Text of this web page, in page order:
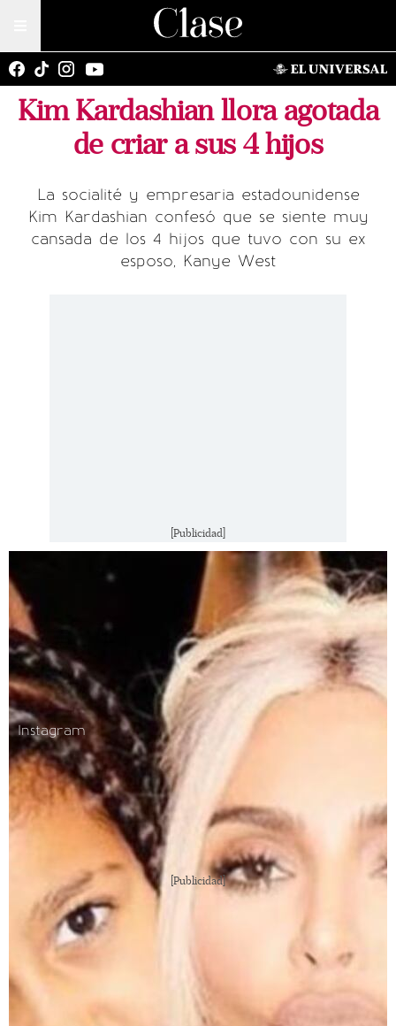
Kim Kardashian llora agotada
de criar a sus 4 hijos
La socialité y empresaria estadounidense
Kim Kardashian confesó que se siente muy
cansada de los 4 hijos que tuvo con su ex
esposo, Kanye West
[Publicidad]
Instagram
[Publicidad]